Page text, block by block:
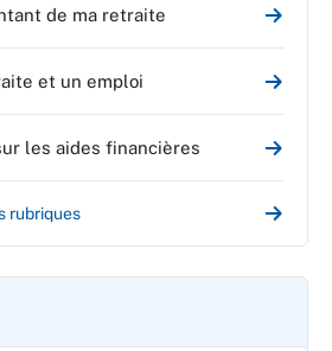
de ma retraite
et un emploi
les aides financières
rubriques